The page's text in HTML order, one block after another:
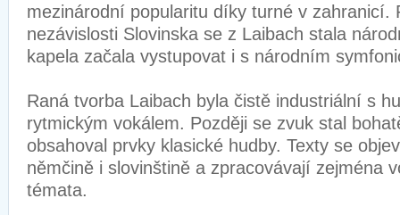
mezinárodní popularitu díky turné v zahranicí.
nezávislosti Slovinska se z Laibach stala
kapela začala vystupovat i s národním
Raná tvorba Laibach byla čistě industriální s
rytmickým vokálem. Později se zvuk stal
obsahoval prvky klasické hudby. Texty se
němčině i slovinštině a zpracovávají zejména
témata.